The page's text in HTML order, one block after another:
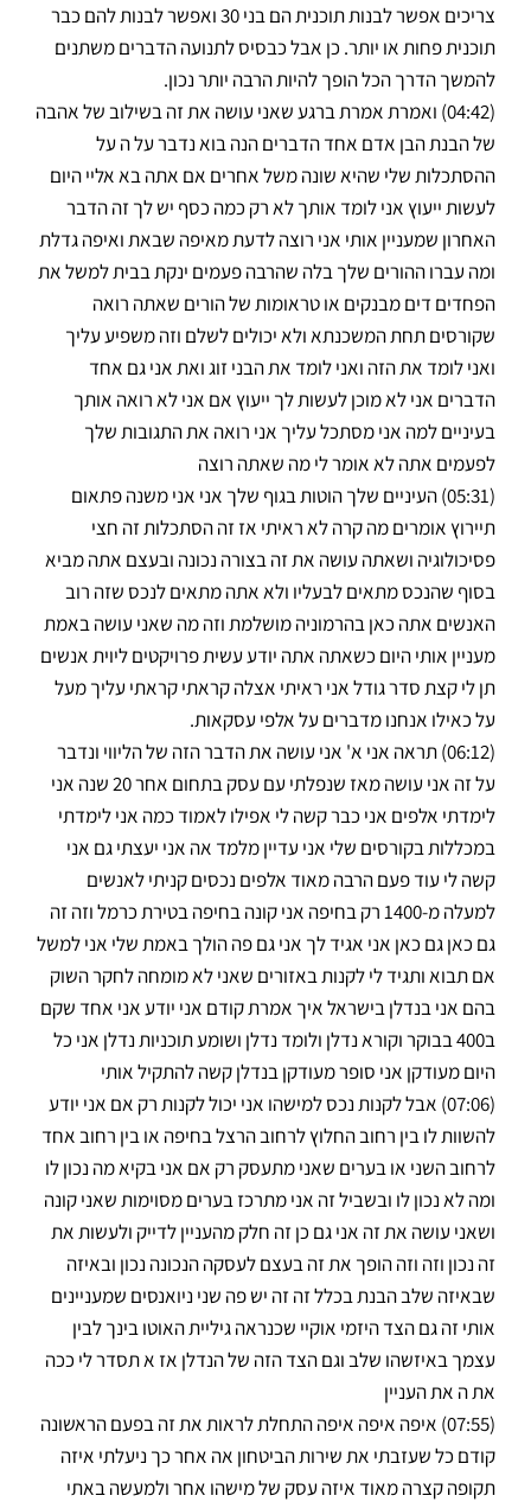
צריכים אפשר לבנות תוכנית הם בני 30 ואפשר לבנות להם כבר
תוכנית פחות או יותר. כן אבל כבסיס לתנועה הדברים משתנים
להמשך הדרך הכל הופך להיות הרבה יותר נכון.
(04:42) ואמרת אמרת ברגע שאני עושה את זה בשילוב של אהבה
של הבנת הבן אדם אחד הדברים הנה בוא נדבר על ה על
ההסתכלות שלי שהיא שונה משל אחרים אם אתה בא אליי היום
לעשות ייעוץ אני לומד אותך לא רק כמה כסף יש לך זה הדבר
האחרון שמעניין אותי אני רוצה לדעת מאיפה שבאת ואיפה גדלת
ומה עברו ההורים שלך בלה שהרבה פעמים ינקת בבית למשל את
הפחדים דים מבנקים או טראומות של הורים שאתה רואה
שקורסים תחת המשכנתא ולא יכולים לשלם וזה משפיע עליך
ואני לומד את הזה ואני לומד את הבני זוג ואת אני גם אחד
הדברים אני לא מוכן לעשות לך ייעוץ אם אני לא רואה אותך
בעיניים למה אני מסתכל עליך אני רואה את התגובות שלך
לפעמים אתה לא אומר לי מה שאתה רוצה
(05:31) העיניים שלך הוטות בגוף שלך אני אני משנה פתאום
תיירוץ אומרים מה קרה לא ראיתי אז זה הסתכלות זה חצי
פסיכולוגיה ושאתה עושה את זה בצורה נכונה ובעצם אתה מביא
בסוף שהנכס מתאים לבעליו ולא אתה מתאים לנכס שזה רוב
האנשים אתה כאן בהרמוניה מושלמת וזה מה שאני עושה באמת
מעניין אותי היום כשאתה אתה יודע עשית פרויקטים ליוית אנשים
תן לי קצת סדר גודל אני ראיתי אצלה קראתי קראתי עליך מעל
על כאילו אנחנו מדברים על אלפי עסקאות.
(06:12) תראה אני א' אני עושה את הדבר הזה של הליווי ונדבר
על זה אני עושה מאז שנפלתי עם עסק בתחום אחר 20 שנה אני
לימדתי אלפים אני כבר קשה לי אפילו לאמוד כמה אני לימדתי
במכללות בקורסים שלי אני עדיין מלמד אה אני יעצתי גם אני
קשה לי עוד פעם הרבה מאוד אלפים נכסים קניתי לאנשים
למעלה מ-1400 רק בחיפה אני קונה בחיפה בטירת כרמל וזה זה
גם כאן גם כאן אני אגיד לך אני גם פה הולך באמת שלי אני למשל
אם תבוא ותגיד לי לקנות באזורים שאני לא מומחה לחקר השוק
בהם אני בנדלן בישראל איך אמרת קודם אני יודע אני אחד שקם
ב400 בבוקר וקורא נדלן ולומד נדלן ושומע תוכניות נדלן אני כל
היום מעודקן אני סופר מעודקן בנדלן קשה להתקיל אותי
(07:06) אבל לקנות נכס למישהו אני יכול לקנות רק אם אני יודע
להשוות לו בין רחוב החלוץ לרחוב הרצל בחיפה או בין רחוב אחד
לרחוב השני או בערים שאני מתעסק רק אם אני בקיא מה נכון לו
ומה לא נכון לו ובשביל זה אני מתרכז בערים מסוימות שאני קונה
ושאני עושה את זה אני גם כן זה חלק מהעניין לדייק ולעשות את
זה נכון וזה וזה הופך את זה בעצם לעסקה הנכונה נכון ובאיזה
שבאיזה שלב הבנת בכלל זה זה יש פה שני ניואנסים שמעניינים
אותי זה גם הצד היזמי אוקיי שכנראה גיליית האוטו בינך לבין
עצמך באיזשהו שלב וגם הצד הזה של הנדלן אז א תסדר לי ככה
את ה את העניין
(07:55) איפה איפה איפה התחלת לראות את זה בפעם הראשונה
קודם כל שעזבתי את שירות הביטחון אה אחר כך ניעלתי איזה
תקופה קצרה מאוד איזה עסק של מישהו אחר ולמעשה באתי